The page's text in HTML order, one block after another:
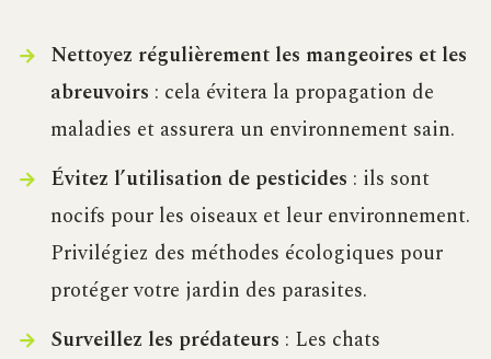
Nettoyez régulièrement les mangeoires et les
abreuvoirs : cela évitera la propagation de
maladies et assurera un environnement sain.
Évitez l’utilisation de pesticides : ils sont
nocifs pour les oiseaux et leur environnement.
Privilégiez des méthodes écologiques pour
protéger votre jardin des parasites.
Surveillez les prédateurs : Les chats